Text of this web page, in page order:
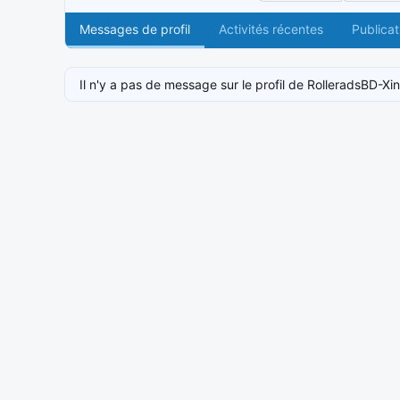
Messages de profil Activités récentes
Il n'y a pas de message sur le profil de RolleradsBD-